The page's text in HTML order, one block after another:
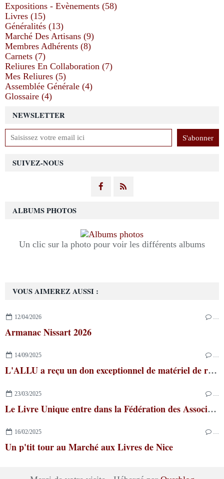
NEWSLETTER
SUIVEZ-NOUS
VOUS AIMEREZ AUSSI :
12/04/2026 …
Armanac Nissart 2026
14/09/2025 …
L'ALLU a reçu un don exceptionnel de matériel de reliure !
23/03/2025
Le Livre Unique entre dans la Fédération des Associations du Comté de Nice
16/02/2025 …
Un p'tit tour au Marché aux Livres de Nice
Expositions - Evènements (58)
Livres (15)
Généralités (13)
Marché Des Artisans (9)
Membres Adhérents (8)
Carnets (7)
Reliures En Collaboration (7)
Mes Reliures (5)
Assemblée Générale (4)
Glossaire (4)
ALBUMS PHOTOS
Un clic sur la photo pour voir les différents albums